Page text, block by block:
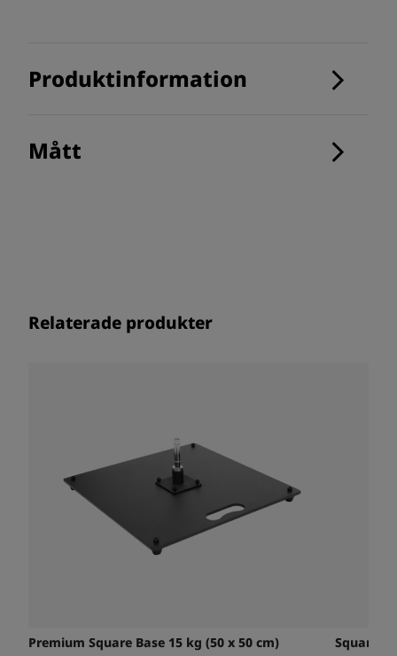
Produktinformation
Mått
Relaterade produkter
Premium Square Base 15 kg (50 x 50 cm) Square